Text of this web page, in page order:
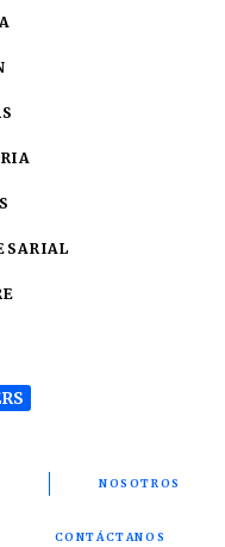
NOSOTROS
CONTÁCTANOS